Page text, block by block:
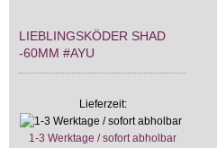
LIEBLINGSKÖDER SHAD
-60MM #AYU
Lieferzeit:
1-3 Werktage / sofort abholbar